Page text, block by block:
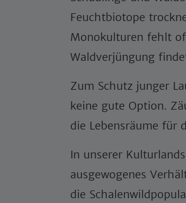
Feuchtbiotope
Monokulturen fehlt
Waldverjüngung
Zum Schutz junger
keine gute Option.
die Lebensräume für
In unserer
ausgewogenes
die